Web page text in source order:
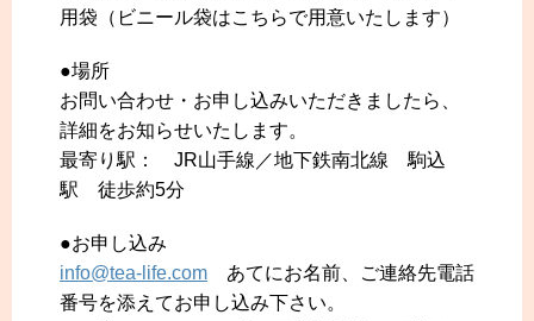
用袋（ビニール袋はこちらで用意いたします）
●場所
お問い合わせ・お申し込みいただきましたら、
詳細をお知らせいたします。
最寄り駅： JR山手線／地下鉄南北線 駒込
駅 徒歩約5分
●お申し込み
info@tea-life.com あてにお名前、ご連絡先電話
番号を添えてお申し込み下さい。